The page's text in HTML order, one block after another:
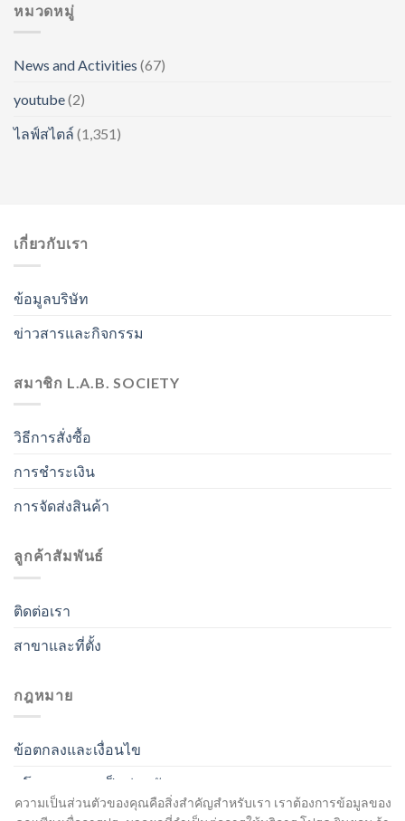
ความเป็นส่วนตัวของคุณคือสิ่งสำคัญสำหรับเรา เราต้องการข้อมูลของ
หมวดหมู่
News and Activities (67)
youtube(2)
ไลฟ์สไตล์ (1,351)
เกี่ยวกับเรา
ข้อมูลบริษัท
ข่าวสารและกิจกรรม
สมาชิก L.A.B. SOCIETY
วิธีการสั่งซื้อ
การชำระเงิน
การจัดส่งสินค้า
ลูกค้าสัมพันธ์
ติดต่อเรา
สาขาและที่ตั้ง
กฎหมาย
ข้อตกลงและเงื่อนไข
นโยบายความเป็นส่วนตัว